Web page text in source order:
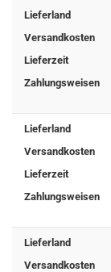
Lieferland
Versandkosten
Lieferzeit
Zahlungsweisen
Lieferland
Versandkosten
Lieferzeit
Zahlungsweisen
Lieferland
Versandkosten